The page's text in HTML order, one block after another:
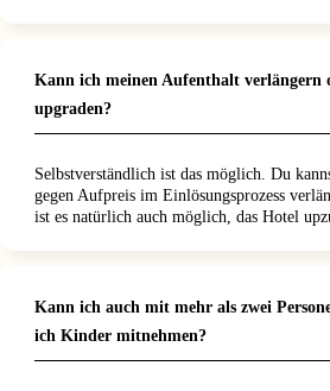
Kann ich meinen Aufenthalt verlängern
upgraden?
Selbstverständlich ist das möglich. Du
gegen Aufpreis im Einlösungsprozess
ist es natürlich auch möglich, das Hotel
Kann ich auch mit mehr als zwei
ich Kinder mitnehmen?